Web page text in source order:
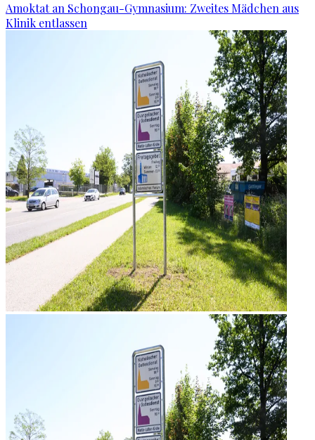
Amoktat an Schongau-Gymnasium: Zweites Mädchen aus
Klinik entlassen